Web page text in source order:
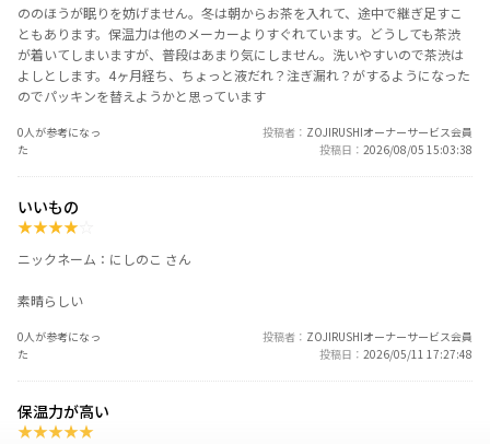
ののほうが眠りを妨げません。冬は朝からお茶を入れて、途中で継ぎ足すこ
ともあります。保温力は他のメーカーよりすぐれています。どうしても茶渋
が着いてしまいますが、普段はあまり気にしません。洗いやすいので茶渋は
よしとします。4ヶ月経ち、ちょっと液だれ？注ぎ漏れ？がするようになった
のでパッキンを替えようかと思っています
0人が参考になっ
た
投稿者
ZOJIRUSHIオーナーサービス会員
投稿日
2026/08/05 15:03:38
いいもの
★★★★
ニックネーム：にしのこ さん
素晴らしい
0人が参考になっ
た
投稿者
ZOJIRUSHIオーナーサービス会員
投稿日
2026/05/11 17:27:48
保温力が高い
★★★★★